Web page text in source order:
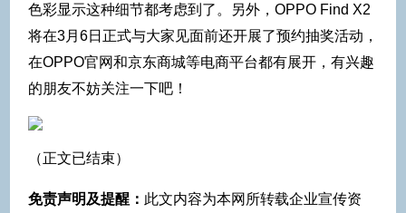
色彩显示这种细节都考虑到了。另外，OPPO Find X2
将在3月6日正式与大家见面前还开展了预约抽奖活动，
在OPPO官网和京东商城等电商平台都有展开，有兴趣
的朋友不妨关注一下吧！
（正文已结束）
免责声明及提醒： 此文内容为本网所转载企业宣传资